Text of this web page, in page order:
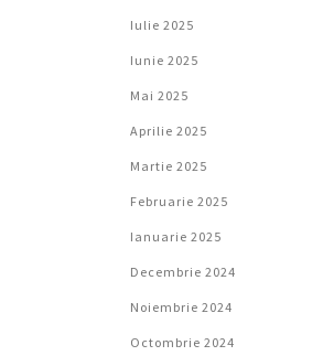
Iulie 2025
Iunie 2025
Mai 2025
Aprilie 2025
Martie 2025
Februarie 2025
Ianuarie 2025
Decembrie 2024
Noiembrie 2024
Octombrie 2024